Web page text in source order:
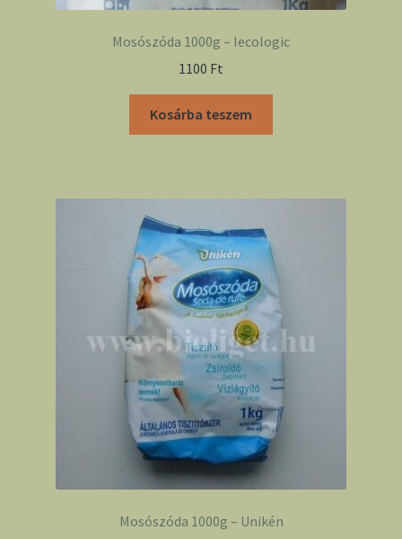
Mosószóda 1000g – Iecologic
1100 Ft
Kosárba teszem
Mosószóda 1000g – Unikén